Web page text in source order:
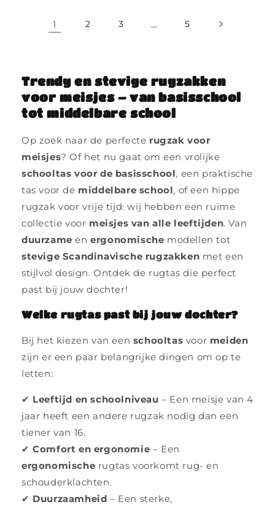
1 2 3 … 5
Trendy en stevige rugzakken
voor meisjes – van basisschool
tot middelbare school
Op zoek naar de perfecte rugzak voor
meisjes? Of het nu gaat om een vrolijke
schooltas voor de basisschool, een praktische
tas voor de middelbare school, of een hippe
rugzak voor vrije tijd: wij hebben een ruime
collectie voor meisjes van alle leeftijden. Van
duurzame energonomische modellen tot
stevige Scandinavische rugzakken met een
stijlvol design. Ontdek de rugtas die perfect
past bij jouw dochter!
Welke rugtas past bij jouw dochter?
Bij het kiezen van een schooltas voor meiden
zijn er een paar belangrijke dingen om op te
letten:
✔ Leeftijd en schoolniveau – Een meisje van 4
jaar heeft een andere rugzak nodig dan een
tiener van 16.
✔Comfort en ergonomie – Een
ergonomische rugtas voorkomt rug- en
schouderklachten.
✔ Duurzaamheid – Een sterke,